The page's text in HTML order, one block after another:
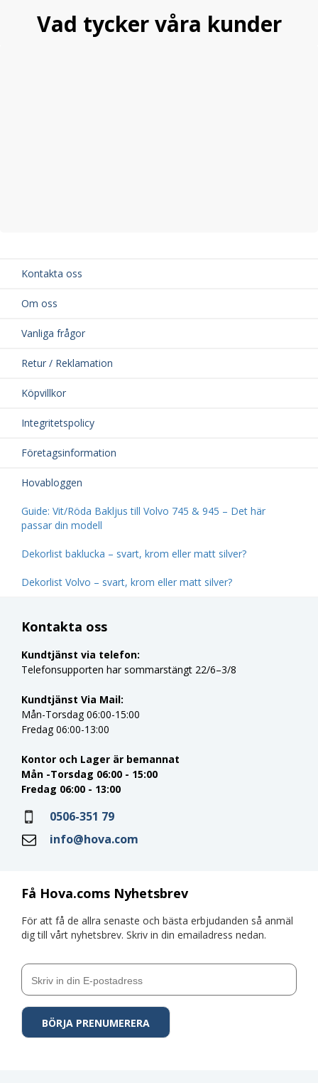
Vad tycker våra kunder
Kontakta oss
Om oss
Vanliga frågor
Retur / Reklamation
Köpvillkor
Integritetspolicy
Företagsinformation
Hovabloggen
Guide: Vit/Röda Bakljus till Volvo 745 & 945 – Det här
passar din modell
Dekorlist baklucka – svart, krom eller matt silver?
Dekorlist Volvo – svart, krom eller matt silver?
Få Hova.coms Nyhetsbrev
För att få de allra senaste och bästa erbjudanden så anmäl
dig till vårt nyhetsbrev. Skriv in din emailadress nedan.
Kontakta oss
Kundtjänst via telefon:
Telefonsupporten har sommarstängt 22/6–3/8
Kundtjänst Via Mail:
Mån-Torsdag 06:00-15:00
Fredag 06:00-13:00
Kontor och Lager är bemannat
Mån -Torsdag 06:00 - 15:00
Fredag 06:00 - 13:00
0506-351 79
info@hova.com